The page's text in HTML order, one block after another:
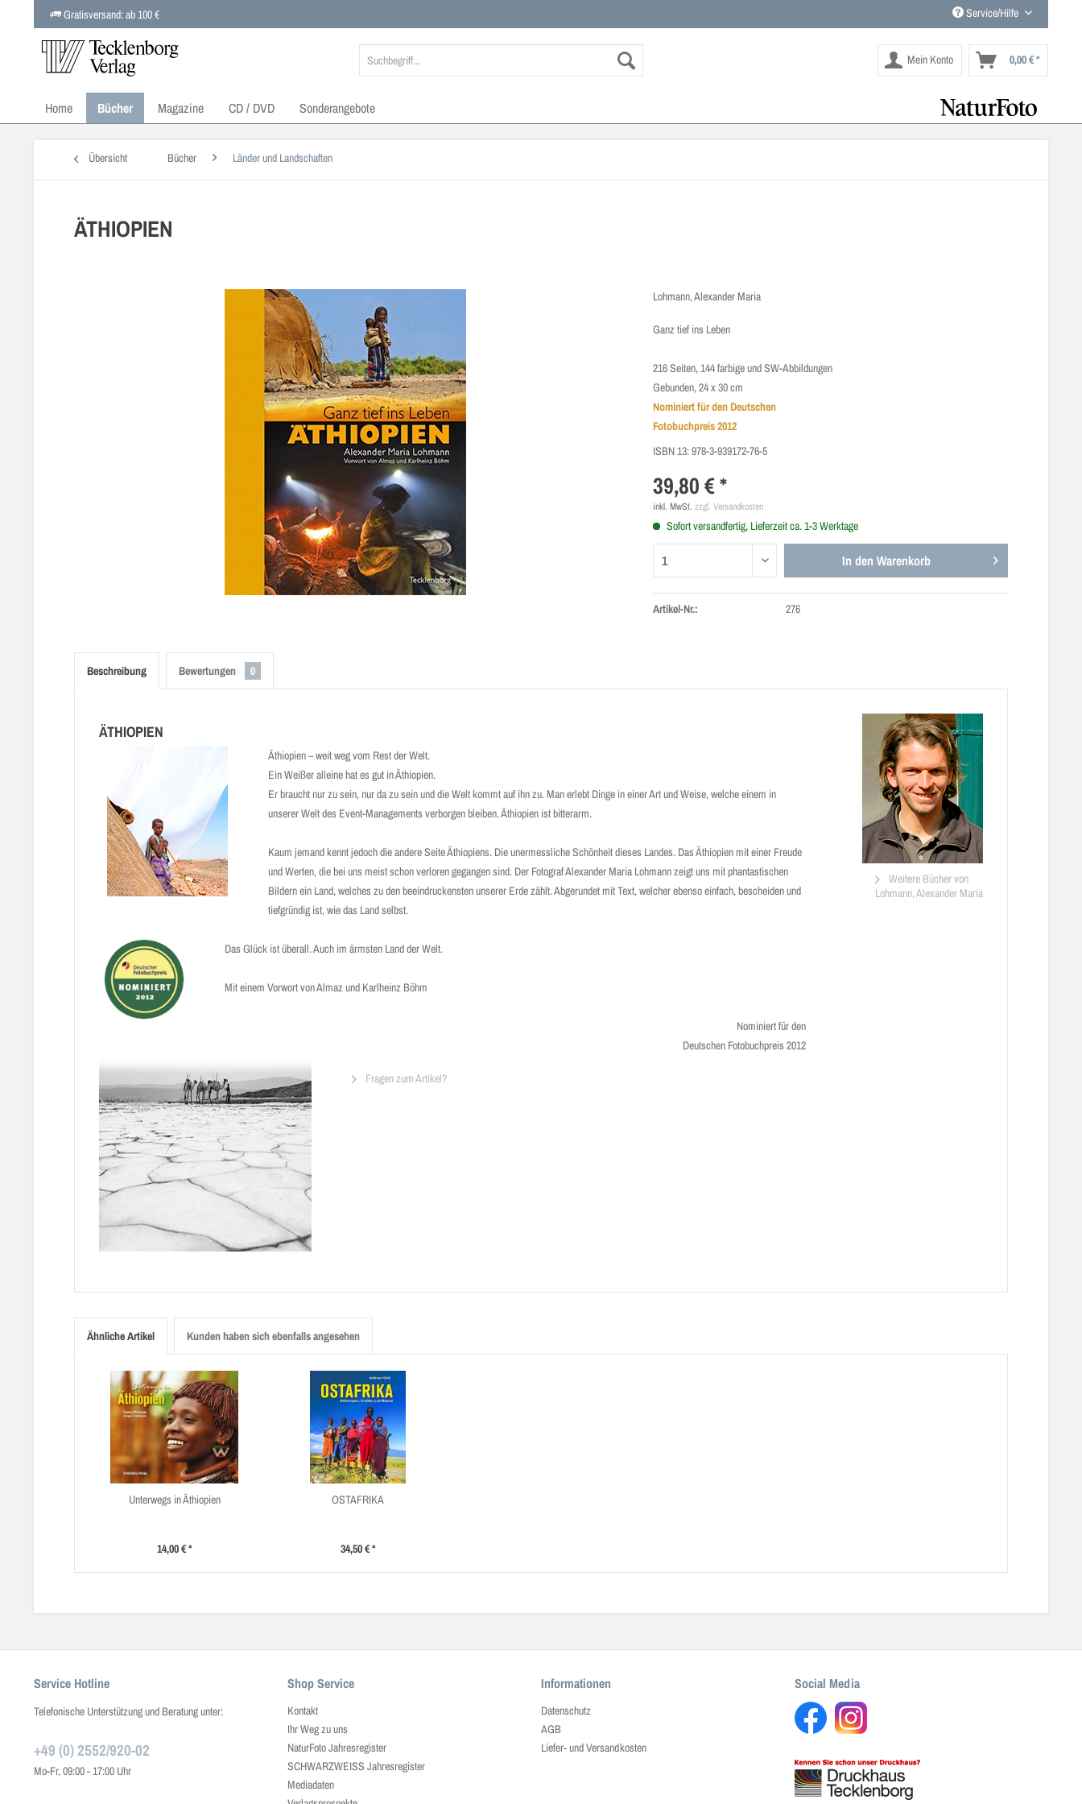
Gratisversand: ab 100 € Service/Hilfe
Mein Konto 0,00 € *
Home Bücher Magazine CD / DVD Sonderangebote
Übersicht Bücher Länder und Landschaften
ÄTHIOPIEN
Lohmann, Alexander Maria
Ganz tief ins Leben
216 Seiten, 144 farbige und SW-Abbildungen
Gebunden, 24 x 30 cm
Nominiert für den Deutschen
Fotobuchpreis 2012
ISBN 13:978-3-939172-76-5
39,80 € *
inkl. MwSt.zzgl. Versandkosten
Sofort versandfertig, Lieferzeit ca. 1-3 Werktage
In den Warenkorb
Artikel-Nr.: 276
Beschreibung Bewertungen 0
ÄTHIOPIEN
Äthiopien – weit weg vom Rest der Welt.
Ein Weißer alleine hat es gut in Äthiopien.
Er braucht nur zu sein, nur da zu sein und die Welt kommt auf ihn zu. Man erlebt Dinge in einer Art und Weise, welche einem in
unserer Welt des Event-Managements verborgen bleiben. Äthiopien ist bitterarm.
Kaum jemand kennt jedoch die andere Seite Äthiopiens. Die unermessliche Schönheit dieses Landes. Das Äthiopien mit einer Freude
und Werten, die bei uns meist schon verloren gegangen sind. Der Fotograf Alexander Maria Lohmann zeigt uns mit phantastischen
Bildern ein Land, welches zu den beeindruckensten unserer Erde zählt. Abgerundet mit Text, welcher ebenso einfach, bescheiden und
tiefgründig ist, wie das Land selbst.
Das Glück ist überall. Auch im ärmsten Land der Welt.
Mit einem Vorwort von Almaz und Karlheinz Böhm
Nominiert für den
Deutschen Fotobuchpreis 2012
Fragen zum Artikel?
Weitere Bücher von
Lohmann, Alexander Maria
Ähnliche Artikel Kunden haben sich ebenfalls angesehen
Unterwegs in Äthiopien
14,00 € *
OSTAFRIKA
34,50 € *
Service Hotline
Telefonische Unterstützung und Beratung unter:
+49 (0) 2552/920-02
Mo-Fr, 09:00 - 17:00 Uhr
Shop Service
Kontakt
Ihr Weg zu uns
NaturFoto Jahresregister
SCHWARZWEISS Jahresregister
Mediadaten
Informationen
Datenschutz
AGB
Liefer- und Versandkosten
Social Media